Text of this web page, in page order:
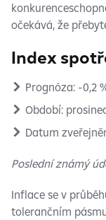
očekává, že
Index
Prognóza: -0,2
Období:
Datum
Poslední známý
Inflace se v
tolerančním